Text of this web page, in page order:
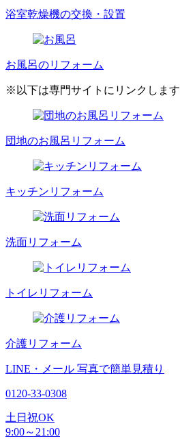
浴室乾燥機の交換・設置
お風呂のリフォーム
※以下は専門サイトにリンクします
団地のお風呂リフォーム
キッチンリフォーム
洗面リフォーム
トイレリフォーム
介護リフォーム
LINE・メール 写真で簡単見積り
0120-33-0308
土日祝OK
9:00～21:00